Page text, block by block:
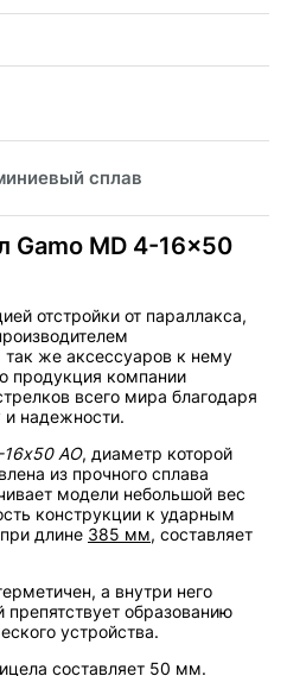
сплав
Gamo MD 4-16x50
отстройки от параллакса,
же аксессуаров к нему
продукция компании
всего мира благодаря
надежности.
АО, диаметр которой
из прочного сплава
модели небольшой вес
конструкции к ударным
длине 385 мм, составляет
а внутри него
препятствует образованию
устройства.
составляет 50 мм.